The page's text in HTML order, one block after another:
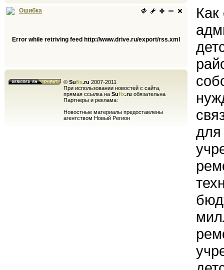
Ошибка
Error while retriving feed http://www.drive.ru/export/rss.xml
© Sufix.ru 2007-2011
При использовании новостей с сайта,
прямая ссылка на Sufix.ru обязательна
Партнеры и реклама:
Новостные материалы предоставлены
агентством Новый Регион
для